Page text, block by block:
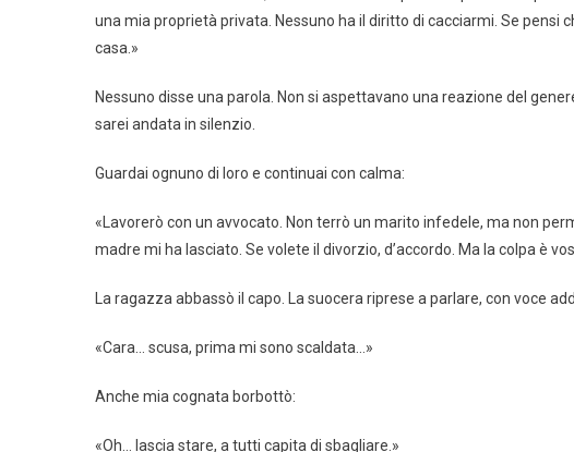
una mia proprietà privata. Nessuno ha il diritto di cacciarmi. Se pensi
casa.»
Nessuno disse una parola. Non si aspettavano una reazione del
sarei andata in silenzio.
Guardai ognuno di loro e continuai con calma:
«Lavorerò con un avvocato. Non terrò un marito infedele, ma non
madre mi ha lasciato. Se volete il divorzio, d’accordo. Ma la colpa è
La ragazza abbassò il capo. La suocera riprese a parlare, con voce
«Cara… scusa, prima mi sono scaldata…»
Anche mia cognata borbottò:
«Oh… lascia stare, a tutti capita di sbagliare.»